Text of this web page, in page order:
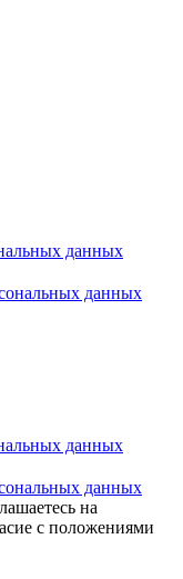
данных
данных
данных
данных
на
с положениями